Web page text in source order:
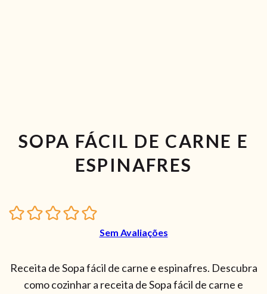
SOPA FÁCIL DE CARNE E
ESPINAFRES
Sem Avaliações
Receita de Sopa fácil de carne e espinafres. Descubra
como cozinhar a receita de Sopa fácil de carne e